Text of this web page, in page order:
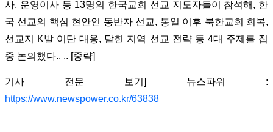
사, 운영이사 등 13명의 한국교회 선교 지도자들이 참석해, 한
국 선교의 핵심 현안인 동반자 선교, 통일 이후 북한교회 회복,
선교지 K발 이단 대응, 닫힌 지역 선교 전략 등 4대 주제를 집
중 논의했다.. .. [중략]
기사 전문 보기] 뉴스파워 :
https://www.newspower.co.kr/63838